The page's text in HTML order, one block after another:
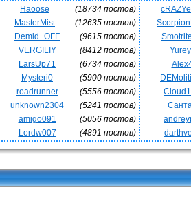
Haoose
(18734 постов)
MasterMist
(12635 постов)
Demid_OFF
(9615 постов)
VERGILIY
(8412 постов)
LarsUp71
(6734 постов)
Mysteri0
(5900 постов)
roadrunner
(5556 постов)
unknown2304
(5241 постов)
amigo091
(5056 постов)
Lordw007
(4891 постов)